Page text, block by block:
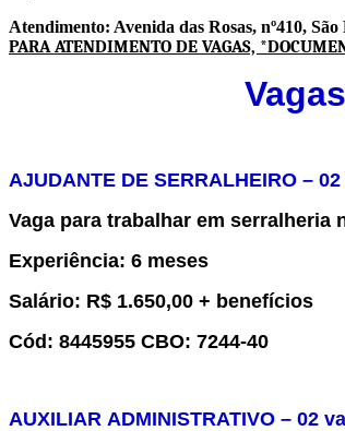
Atendimento: Avenida das Rosas, nº410,
PARA ATENDIMENTO DE VAGAS,
AJUDANTE DE SERRALHEIRO –
Vaga para trabalhar em serralheria
Experiência: 6 meses
Salário: R$ 1.650,00 + benefícios
Cód: 8445955 CBO: 7244-40
AUXILIAR ADMINISTRATIVO – 02